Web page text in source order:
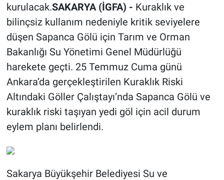
kurulacak.SAKARYA (İGFA) - Kuraklık ve
bilinçsiz kullanım nedeniyle kritik seviyelere
düşen Sapanca Gölü için Tarım ve Orman
Bakanlığı Su Yönetimi Genel Müdürlüğü
harekete geçti. 25 Temmuz Cuma günü
Ankara’da gerçekleştirilen Kuraklık Riski
Altındaki Göller Çalıştayı’nda Sapanca Gölü ve
kuraklık riski taşıyan yedi göl için acil durum
eylem planı belirlendi.
Sakarya Büyükşehir Belediyesi Su ve